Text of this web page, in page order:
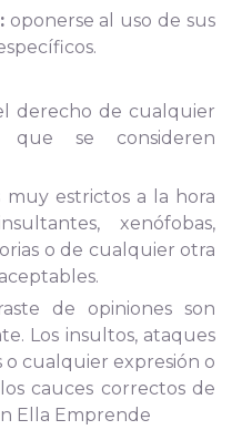
oponerse al uso de sus
derecho de cualquier
que se consideren
muy estrictos a la hora
xenófobas,
o de cualquier otra
de opiniones son
Los insultos, ataques
o cualquier expresión o
cauces correctos de
Ella Emprende